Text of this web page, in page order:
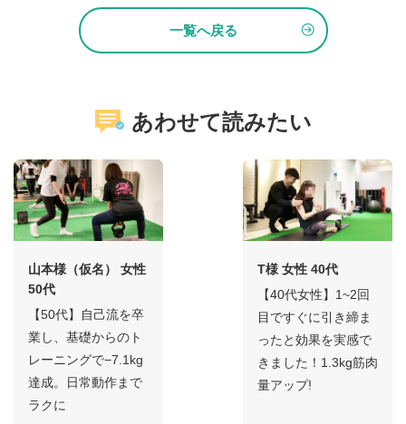
一覧へ戻る
あわせて読みたい
山本様（仮名） 女性
50代
【50代】自己流を卒
業し、基礎からのト
レーニングで−7.1kg
達成。日常動作まで
ラクに
T様 女性 40代
【40代女性】1~2回
目ですぐに引き締ま
ったと効果を実感で
きました！1.3kg筋肉
量アップ!